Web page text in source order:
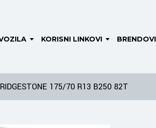
KORISNI LINKOVI BRENDOVI
175/70 R13 B250 82T